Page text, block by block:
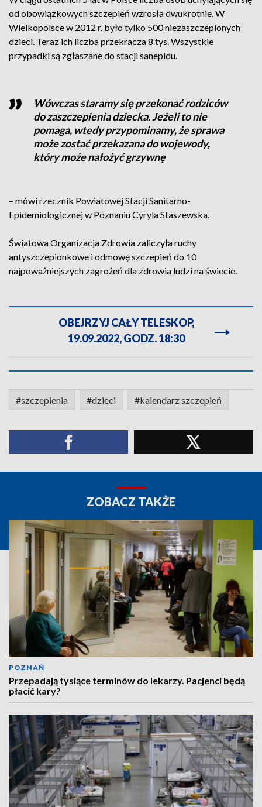
od obowiązkowych szczepień wzrosła dwukrotnie. W
Wielkopolsce w 2012 r. było tylko 500 niezaszczepionych
dzieci. Teraz ich liczba przekracza 8 tys. Wszystkie
przypadki są zgłaszane do stacji sanepidu.
Wówczas staramy się przekonać rodziców
do zaszczepienia dziecka. Jeżeli to nie
pomaga, wtedy przypominamy, że sprawa
może zostać przekazana do wojewody,
który może nałożyć grzywnę
– mówi rzecznik Powiatowej Stacji Sanitarno-
Epidemiologicznej w Poznaniu Cyryla Staszewska.
Światowa Organizacja Zdrowia zaliczyła ruchy
antyszczepionkowe i odmowę szczepień do 10
najpoważniejszych zagrożeń dla zdrowia ludzi na świecie.
OBEJRZYJ CAŁY TELESKOP,
19.09.2022, GODZ. 18:30
#szczepienia #dzieci #kalendarz szczepień
ZOBACZ TAKŻE
POZNAŃ
Przepadają tysiące terminów do lekarzy. Pacjenci będą
płacić kary?